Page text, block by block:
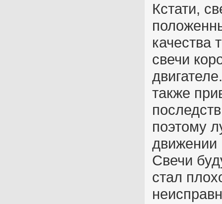
Кстати,
качества
свечи
также
поэтому
движении
Свечи
стал